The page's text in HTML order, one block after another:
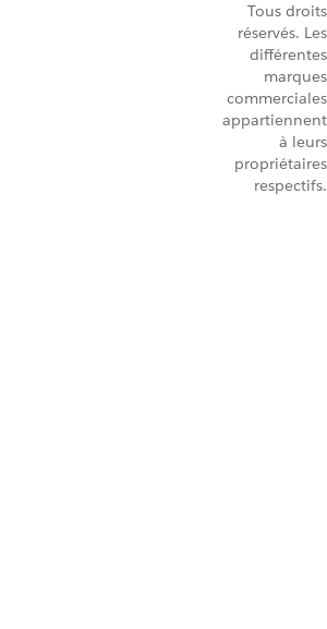
Tous droits
réservés. Les
différentes
marques
commerciales
appartiennent
à leurs
propriétaires
respectifs.